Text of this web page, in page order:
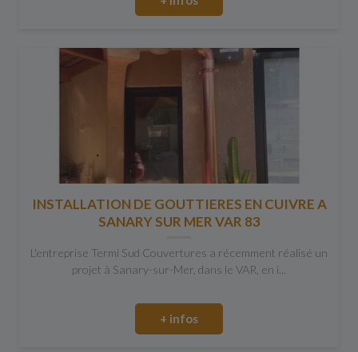
INSTALLATION DE GOUTTIERES EN CUIVRE A
SANARY SUR MER VAR 83
L'entreprise Termi Sud Couvertures a récemment réalisé un
projet à Sanary-sur-Mer, dans le VAR, en i...
+ infos